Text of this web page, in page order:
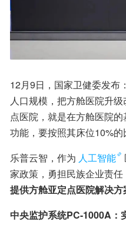
12月9日，国家卫健委发布
人口规模，把方舱医院升
点医院，就是在方舱医院
功能，要按照其床位10%的
乐普云智，作为 人工智能
家政策，勇担民族企业责任
提供方舱亚定点医院解决方
中央监护系统PC-1000A：